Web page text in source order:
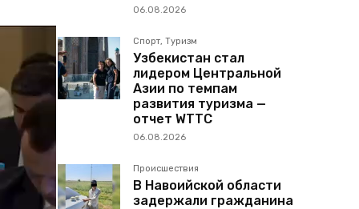
06.08.2026
Спорт, Туризм
Узбекистан стал
лидером Центральной
Азии по темпам
развития туризма —
отчет WTTC
06.08.2026
Происшествия
В Навоийской области
задержали гражданина